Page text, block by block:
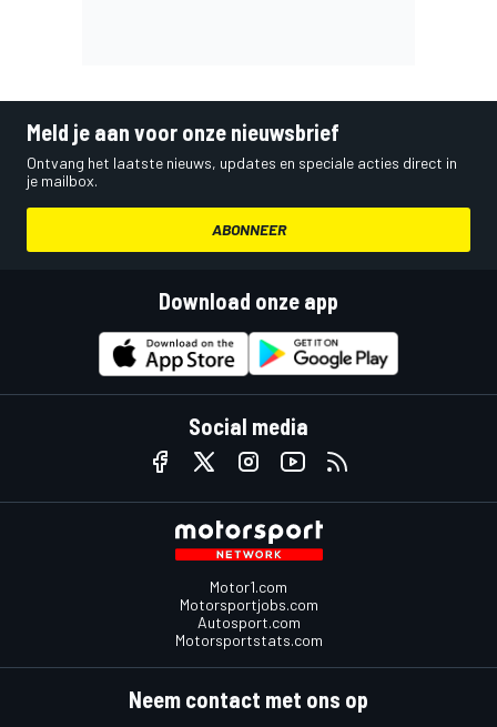
Meld je aan voor onze nieuwsbrief
Ontvang het laatste nieuws, updates en speciale acties direct in
je mailbox.
ABONNEER
Download onze app
Social media
Motor1.com
Motorsportjobs.com
Autosport.com
Motorsportstats.com
Neem contact met ons op